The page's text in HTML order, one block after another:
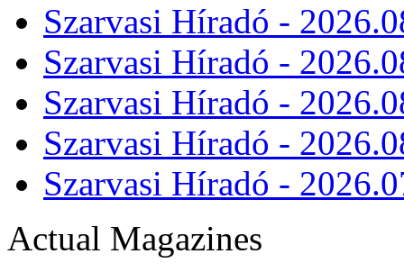
Szarvasi Híradó -
Szarvasi Híradó -
Szarvasi Híradó -
Szarvasi Híradó -
Szarvasi Híradó -
Actual Magazines